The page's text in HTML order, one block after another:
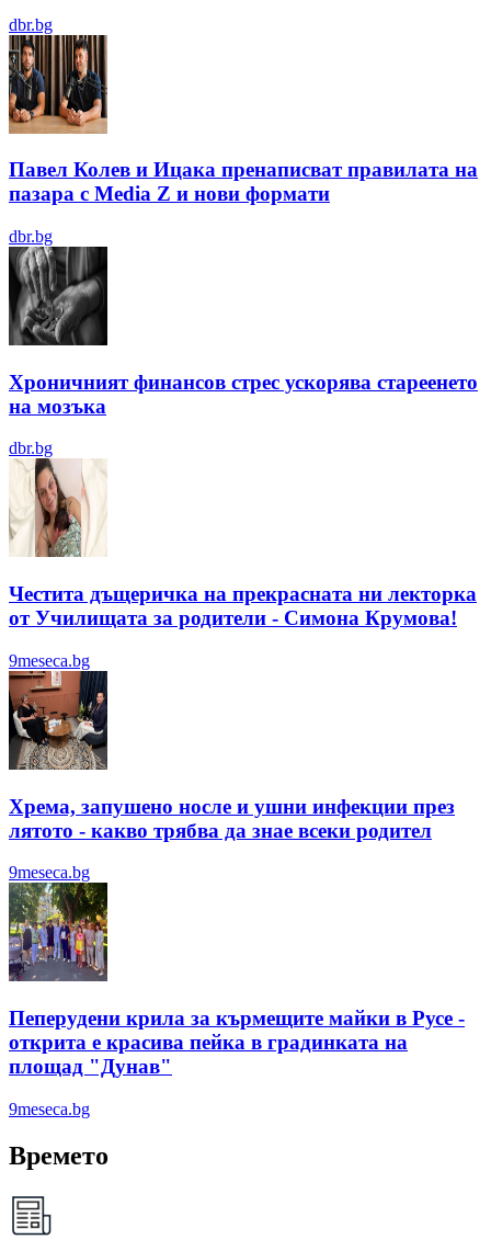
dbr.bg
Павел Колев и Ицака пренаписват правилата на
пазара с Media Z и нови формати
dbr.bg
Хроничният финансов стрес ускорява стареенето
на мозъка
dbr.bg
Честита дъщеричка на прекрасната ни лекторка
от Училищата за родители - Симона Крумова!
9meseca.bg
Хрема, запушено носле и ушни инфекции през
лятотo - какво трябва да знае всеки родител
9meseca.bg
Пеперудени крила за кърмещите майки в Русе -
открита е красива пейка в градинката на
площад "Дунав"
9meseca.bg
Времето